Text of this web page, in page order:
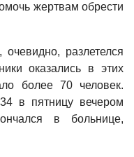
жертвам обрести
разлетелся
оказались в этих
более 70 человек.
в пятницу вечером
в больнице,